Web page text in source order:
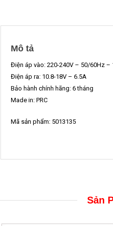
Mô tả
Điện áp vào: 220-240V – 50/60Hz –
Điện áp ra: 10.8-18V – 6.5A
Bảo hành chính hãng: 6 tháng
Made in: PRC
Mã sản phẩm: 5013135
Sản